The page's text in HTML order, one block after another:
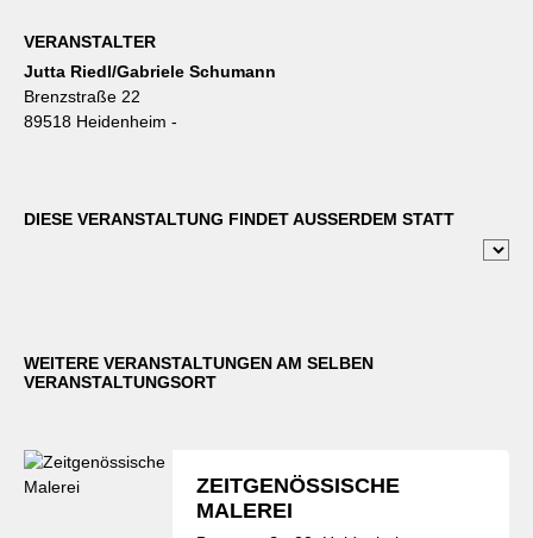
VERANSTALTER
Jutta Riedl/Gabriele Schumann
Brenzstraße 22
89518 Heidenheim -
DIESE VERANSTALTUNG FINDET AUSSERDEM STATT
WEITERE VERANSTALTUNGEN AM SELBEN
VERANSTALTUNGSORT
ZEITGENÖSSISCHE
MALEREI